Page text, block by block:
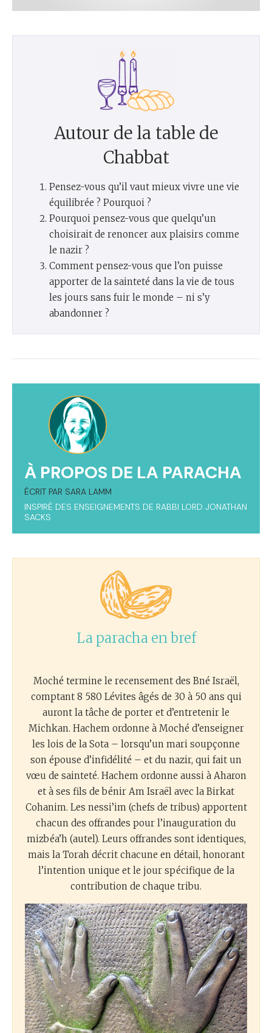
Autour de la table de
Chabbat
Pensez-vous qu’il vaut mieux vivre une vie
équilibrée ? Pourquoi ?
Pourquoi pensez-vous que quelqu’un
choisirait de renoncer aux plaisirs comme
le nazir ?
Comment pensez-vous que l’on puisse
apporter de la sainteté dans la vie de tous
les jours sans fuir le monde – ni s’y
abandonner ?
À PROPOS DE LA PARACHA
ÉCRIT PAR SARA LAMM
INSPIRÉ DES ENSEIGNEMENTS DE RABBI LORD JONATHAN
SACKS
La paracha en bref
Moché termine le recensement des Bné Israël,
comptant 8 580 Lévites âgés de 30 à 50 ans qui
auront la tâche de porter et d’entretenir le
Michkan. Hachem ordonne à Moché d’enseigner
les lois de la Sota – lorsqu’un mari soupçonne
son épouse d’infidélité – et du nazir, qui fait un
vœu de sainteté. Hachem ordonne aussi à Aharon
et à ses fils de bénir Am Israël avec la Birkat
Cohanim. Les nessi’im (chefs de tribus) apportent
chacun des offrandes pour l’inauguration du
mizbéa’h (autel). Leurs offrandes sont identiques,
mais la Torah décrit chacune en détail, honorant
l’intention unique et le jour spécifique de la
contribution de chaque tribu.